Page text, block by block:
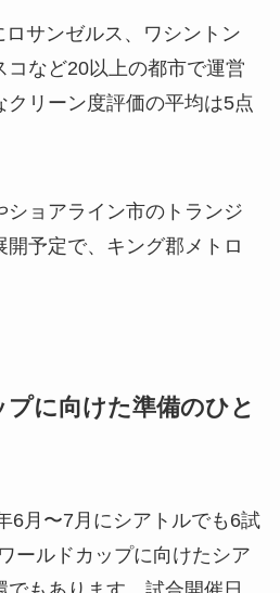
サンゼルス、ワシントン
コなど20以上の都市で運営
リーン度評価の平均は5点
ショアライン市のトランジ
開予定で、キング郡メトロ
に向けた準備のひと
6月〜7月にシアトルでも6試
ールドカップに向けたシア